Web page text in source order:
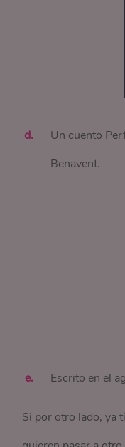
Un cuento
Benavent.
Escrito en el
Si por otro lado, ya